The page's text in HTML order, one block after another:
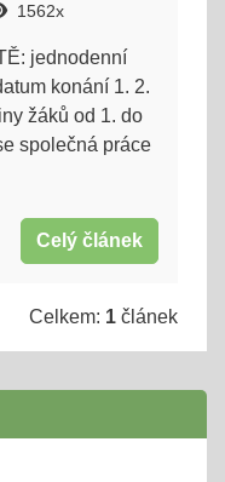
1562x
jednodenní
konání 1. 2.
žáků od 1. do
společná práce
Celý článek
Celkem: 1 článek